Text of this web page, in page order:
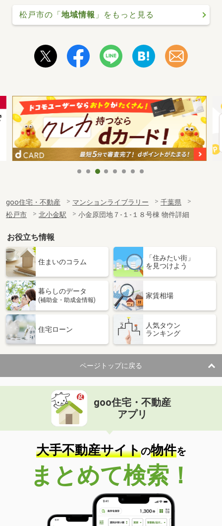
松戸市の「地域情報 」をもっと見る
goo住宅・不動産 マンションライブラリー
千葉県
松戸市
北小金駅 小金原団地７-１-１８号棟 物件詳細
お役立ち情報
住まいのコラム
「住みたい街」
を見つけよう
暮らしのデータ
(補助金・助成金情報)
家賃相場
住宅ローン
人気タウン
ランキング
ページトップに戻る
goo住宅・不動産
アプリ
大手不動産サイトの物件を
まとめて検索！